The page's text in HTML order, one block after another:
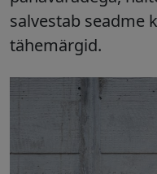
salvestab seadme
tähemärgid.